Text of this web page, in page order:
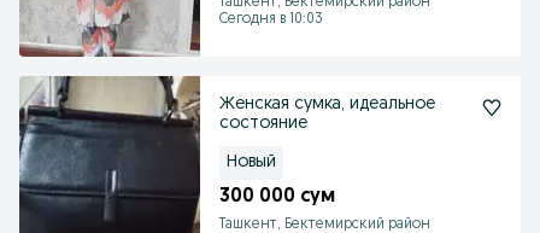
Сегодня в 10:03
Женская сумка, идеальное
состояние
Новый
300 000 сум
Ташкент, Бектемирский район